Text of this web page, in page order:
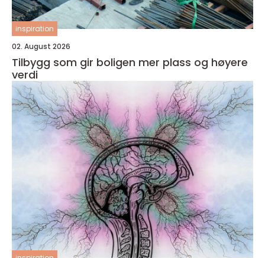
inspiration
02. August 2026
Tilbygg som gir boligen mer plass og høyere
verdi